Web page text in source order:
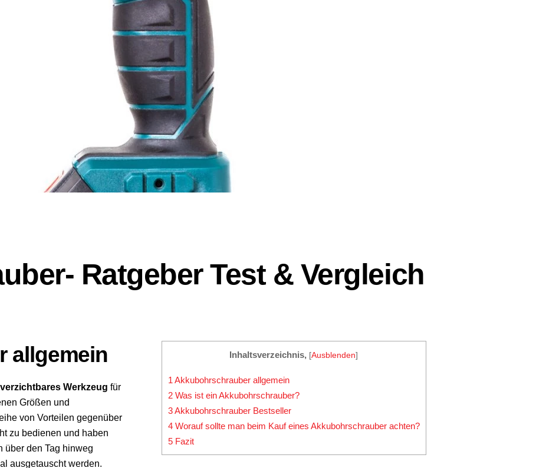
Ratgeber Test & Vergleich
allgemein
Werkzeug für
Größen und
von Vorteilen gegenüber
zu bedienen und haben
über den Tag hinweg
ausgetauscht werden.
Inhaltsverzeichnis, [Ausblenden]
1 Akkubohrschrauber allgemein
2Was ist ein Akkubohrschrauber?
3Akkubohrschrauber Bestseller
4Worauf sollte man beim Kauf eines Akkubohrschrauber achten?
5Fazit